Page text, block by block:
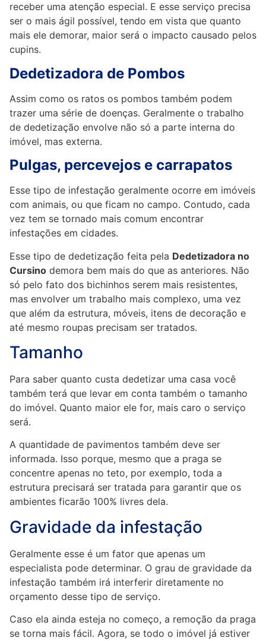
receber uma atenção especial. E esse serviço precisa
ser o mais ágil possível, tendo em vista que quanto
mais ele demorar, maior será o impacto causado pelos
cupins.
Dedetizadora de Pombos
Assim como os ratos os pombos também podem
trazer uma série de doenças. Geralmente o trabalho
de dedetização envolve não só a parte interna do
imóvel, mas externa.
Pulgas, percevejos e carrapatos
Esse tipo de infestação geralmente ocorre em imóveis
com animais, ou que ficam no campo. Contudo, cada
vez tem se tornado mais comum encontrar
infestações em cidades.
Esse tipo de dedetização feita pela Dedetizadora no
Cursino demora bem mais do que as anteriores. Não
só pelo fato dos bichinhos serem mais resistentes,
mas envolver um trabalho mais complexo, uma vez
que além da estrutura, móveis, itens de decoração e
até mesmo roupas precisam ser tratados.
Tamanho
Para saber quanto custa dedetizar uma casa você
também terá que levar em conta também o tamanho
do imóvel. Quanto maior ele for, mais caro o serviço
será.
A quantidade de pavimentos também deve ser
informada. Isso porque, mesmo que a praga se
concentre apenas no teto, por exemplo, toda a
estrutura precisará ser tratada para garantir que os
ambientes ficarão 100% livres dela.
Gravidade da infestação
Geralmente esse é um fator que apenas um
especialista pode determinar. O grau de gravidade da
infestação também irá interferir diretamente no
orçamento desse tipo de serviço.
Caso ela ainda esteja no começo, a remoção da praga
se torna mais fácil. Agora, se todo o imóvel já estiver